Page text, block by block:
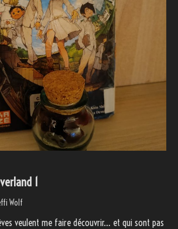
1
Wolf
veulent me faire découvrir… et qui sont pas